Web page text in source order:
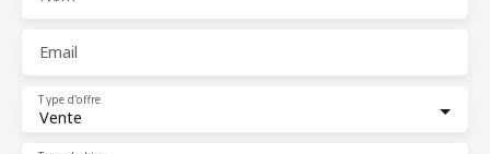
Email
Vente
Type d'offre